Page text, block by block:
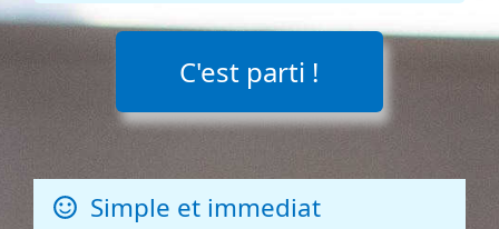
C'est parti !
Simple et immediat